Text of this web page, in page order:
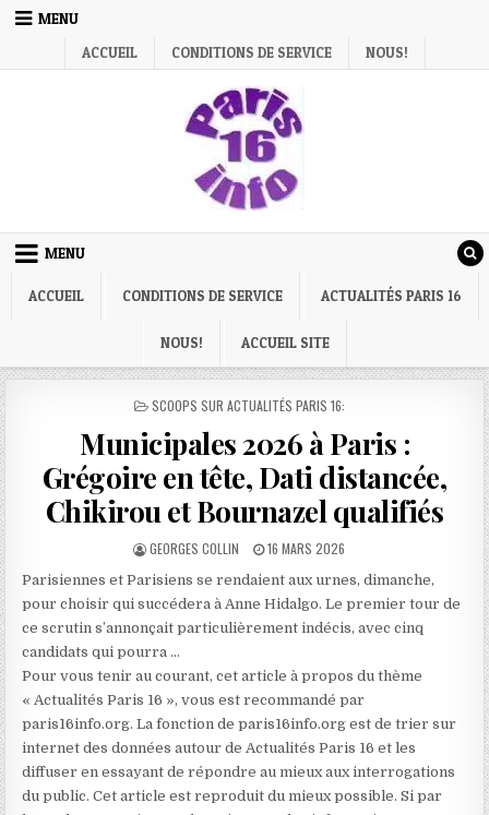
Skip
MENU
ACCUEIL
CONDITIONS DE SERVICE NOUS!
MENU
ACCUEIL CONDITIONS DE SERVICE ACTUALITÉS PARIS 16
NOUS! ACCUEIL SITE
POSTED
SCOOPS SUR ACTUALITÉS PARIS 16:
Municipales 2026 à Paris :
Grégoire en tête, Dati distancée,
Chikirou et Bournazel qualifiés
AUTHOR:
GEORGES COLLIN
PUBLISHED
16 MARS 2026
Parisiennes et Parisiens se rendaient aux urnes, dimanche,
pour choisir qui succédera à Anne Hidalgo. Le premier tour de
ce scrutin s’annonçait particulièrement indécis, avec cinq
candidats qui pourra …
Pour vous tenir au courant, cet article à propos du thème
« Actualités Paris 16 », vous est recommandé par
paris16info.org. La fonction de paris16info.org est de trier sur
internet des données autour de Actualités Paris 16 et les
diffuser en essayant de répondre au mieux aux interrogations
du public. Cet article est reproduit du mieux possible. Si par